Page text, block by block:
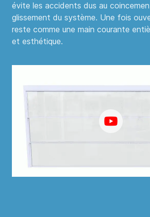
évite les accidents dus au
glissement du système. Une fois
reste comme une main courante
et esthétique.